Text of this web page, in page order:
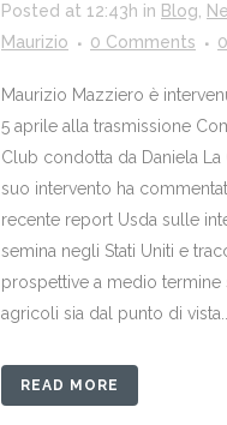
Posted at 12:43h in Blog
Maurizio
0 Comments 0
Maurizio Mazziero è
5 aprile alla trasmissione
Club condotta da Daniela La
suo intervento ha
recente report Usda sulle
semina negli Stati Uniti e
prospettive a medio termine
agricoli sia dal punto di vista...
READ MORE